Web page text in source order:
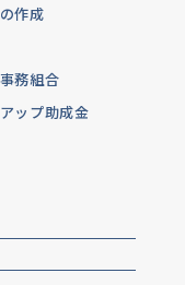
作成
務組合
ップ助成金